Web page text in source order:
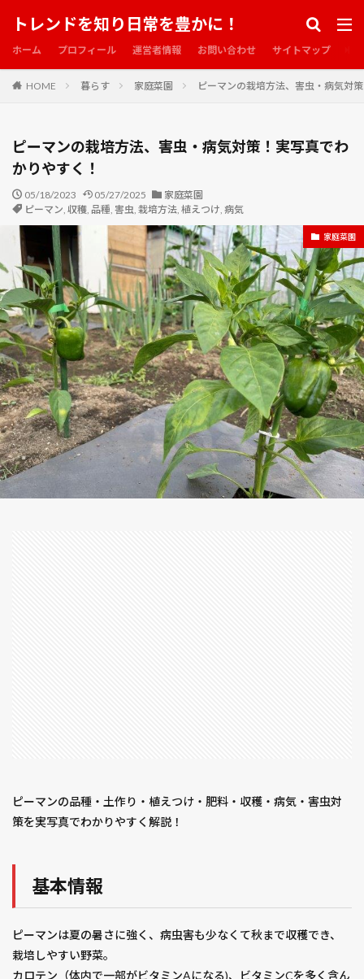
トレンドを知り日常を豊かに！
ホーム プロフィール 運営者情報 お問い合わせ サイトマップ
HOME 暮らす 家庭菜園 ピーマンの栽培方法、害虫・病気対
ピーマンの栽培方法、害虫・病気対策！実写真でわ
かりやすく！
05/18/2023 05/27/2025
家庭菜園
ピーマン, 収穫, 品種, 害虫, 栽培方法, 植えつけ, 病気
家庭菜園
ピーマンの品種・土作り・植えつけ・肥料・収穫・病気・害虫対
策を実写真でわかりやすく解説！
基本情報
ピーマンは夏の暑さに強く、病虫害も少なくて秋まで収穫でき、
栽培しやすい野菜。
カロテン（体内で一部がビタミンAになる)、ビタミンCを多く含ん